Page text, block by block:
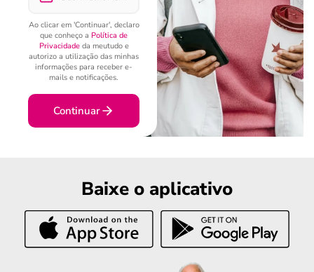
Ao clicar em 'Continuar', declaro
que conheço a Política de
Privacidadeda meutudo e
autorizo a utilização das minhas
informações para receber e-
mails e notificações.
Continuar
Baixe o aplicativo